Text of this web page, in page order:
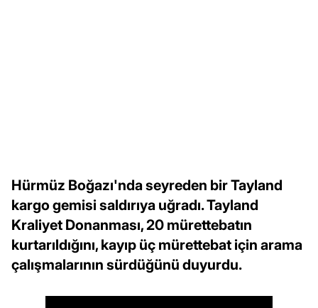
Hürmüz Boğazı'nda seyreden bir Tayland
kargo gemisi saldırıya uğradı. Tayland
Kraliyet Donanması, 20 mürettebatın
kurtarıldığını, kayıp üç mürettebat için arama
çalışmalarının sürdüğünü duyurdu.